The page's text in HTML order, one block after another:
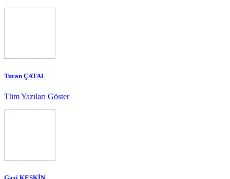
Turan ÇATAL
Tüm Yazıları Göster